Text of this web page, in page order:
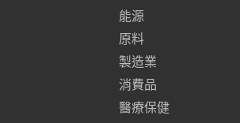
能源
原料
製造業
消費品
醫療保健